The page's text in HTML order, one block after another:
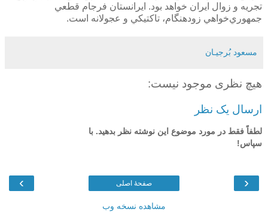
تجريه و زوال ايران خواهد بود. ايرانستان فرجام قطعي
جمهوري‌خواهي زودهنگام، تاكتيكي و عجولانه است.
مسعود بُرجيـان
هیچ نظری موجود نیست:
ارسال یک نظر
لطفاً فقط در مورد موضوع این نوشته نظر بدهید. با
سپاس!
‹
› صفحهٔ اصلی
مشاهده نسخه وب